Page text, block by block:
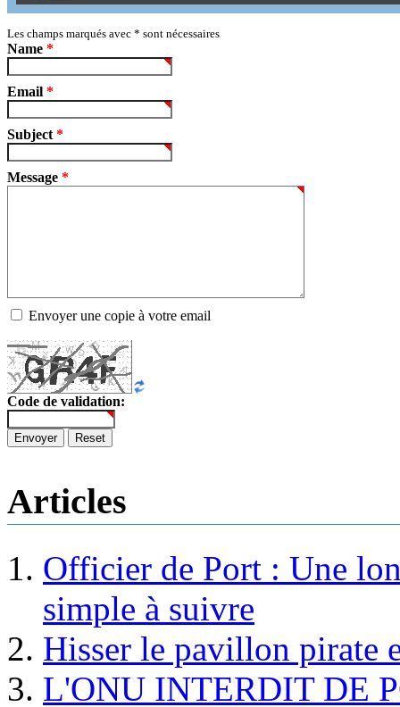
Les champs marqués avec * sont nécessaires
Name *
Email *
Subject *
Message *
Envoyer une copie à votre email
Code de validation:
Envoyer Reset
Articles
Officier de Port : Une
simple à suivre
Hisser le pavillon pirate
L'ONU INTERDIT DE